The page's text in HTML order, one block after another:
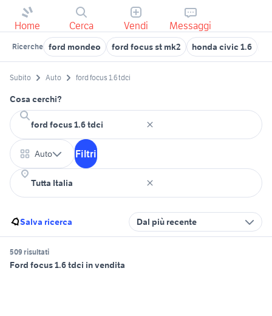
Home Cerca Vendi Messaggi
Ricerche ford mondeo ford focus st mk2 honda civic 1.6
Subito Auto ford focus 1.6 tdci
Cosa cerchi?
Auto Filtri
Salva ricerca Dal più recente
509 risultati
Ford focus 1.6 tdci in vendita